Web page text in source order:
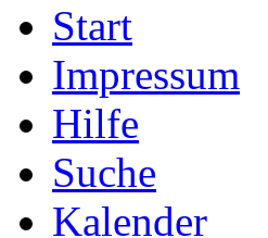
Start
Impressum
Hilfe
Suche
Kalender